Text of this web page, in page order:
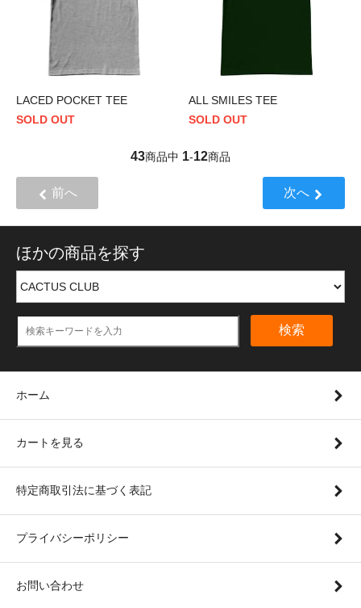
LACED POCKET TEE
SOLD OUT
ALL SMILES TEE
SOLD OUT
43商品中 1-12商品
前へ 次へ
ほかの商品を探す
検索
ホーム
カートを見る
特定商取引法に基づく表記
プライバシーポリシー
お問い合わせ